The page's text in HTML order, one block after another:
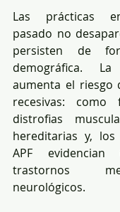
Las prácticas
pasado no
persisten de
demográfica. La
aumenta el riesgo
recesivas: como
distrofias
hereditarias y,
APF evidencian
trastornos
neurológicos.